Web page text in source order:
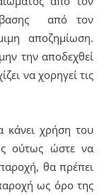
από τον
αποζημίωση.
την αποδεχθεί
να χορηγεί τις
κάνει χρήση του
ούτως ώστε να
θα πρέπει
ως όρο της